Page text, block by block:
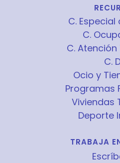
C. Especial
C.
C.
C.
Ocio y
Programas
Viviendas
Deporte
TRABAJA